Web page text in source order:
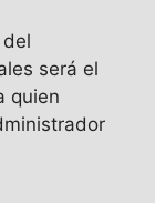
será el
quien